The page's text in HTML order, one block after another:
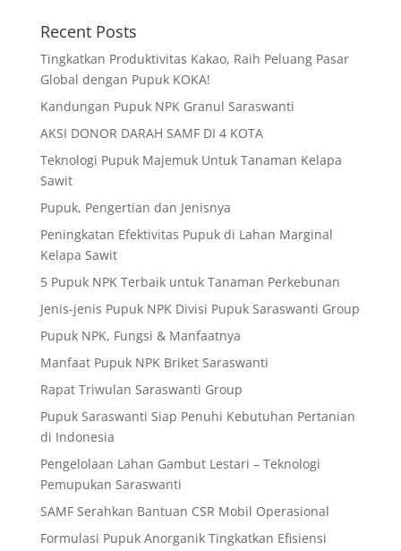
Recent Posts
Tingkatkan Produktivitas Kakao, Raih Peluang Pasar
Global dengan Pupuk KOKA!
Kandungan Pupuk NPK Granul Saraswanti
AKSI DONOR DARAH SAMF DI 4 KOTA
Teknologi Pupuk Majemuk Untuk Tanaman Kelapa
Sawit
Pupuk, Pengertian dan Jenisnya
Peningkatan Efektivitas Pupuk di Lahan Marginal
Kelapa Sawit
5 Pupuk NPK Terbaik untuk Tanaman Perkebunan
Jenis-jenis Pupuk NPK Divisi Pupuk Saraswanti Group
Pupuk NPK, Fungsi & Manfaatnya
Manfaat Pupuk NPK Briket Saraswanti
Rapat Triwulan Saraswanti Group
Pupuk Saraswanti Siap Penuhi Kebutuhan Pertanian
di Indonesia
Pengelolaan Lahan Gambut Lestari – Teknologi
Pemupukan Saraswanti
SAMF Serahkan Bantuan CSR Mobil Operasional
Formulasi Pupuk Anorganik Tingkatkan Efisiensi